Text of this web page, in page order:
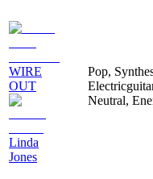
WIRE
OUT
Linda
Jones
Pop,
Neutral,